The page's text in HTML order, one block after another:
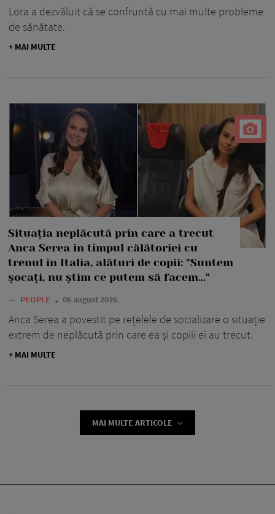
Lora a dezvăluit că se confruntă cu mai multe probleme
de sănătate.
+ MAI MULTE
Situația neplăcută prin care a trecut
Anca Serea în timpul călătoriei cu
trenul în Italia, alături de copii: "Suntem
șocați, nu știm ce putem să facem..."
— PEOPLE 06 august 2026
Anca Serea a povestit pe rețelele de socializare o situație
extrem de neplăcută prin care ea și copiii ei au trecut.
+ MAI MULTE
MAI MULTE ARTICOLE